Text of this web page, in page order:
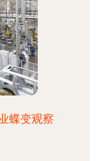
蝶变观察